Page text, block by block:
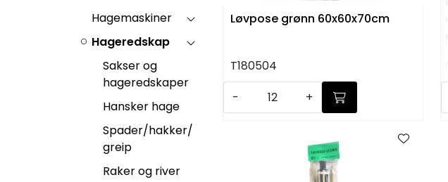
Hagemaskiner
Hageredskap
Sakser og
hageredskaper
Hansker hage
Spader/hakker/
greip
Raker og river
Løvpose grønn 60x60x70cm
T180504
-
+